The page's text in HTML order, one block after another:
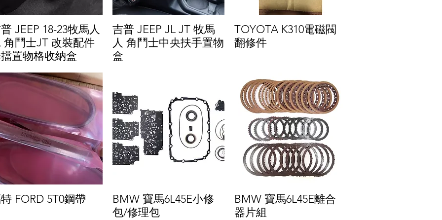
JEEP 18-23牧馬人
角鬥士JT 改裝配件
置物格收納盒
吉普 JEEP JL JT 牧馬
人 角鬥士中央扶手置物
盒
TOYOTA K310電磁閥
翻修件
FORD 5T0鋼帶
BMW 寶馬6L45E小修
包/修理包
BMW 寶馬6L45E離合
器片組